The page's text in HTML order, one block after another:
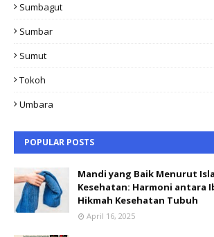
Sumbagut
Sumbar
Sumut
Tokoh
Umbara
POPULAR POSTS
Mandi yang Baik Menurut
Kesehatan: Harmoni antara
Hikmah Kesehatan Tubuh
April 16, 2025